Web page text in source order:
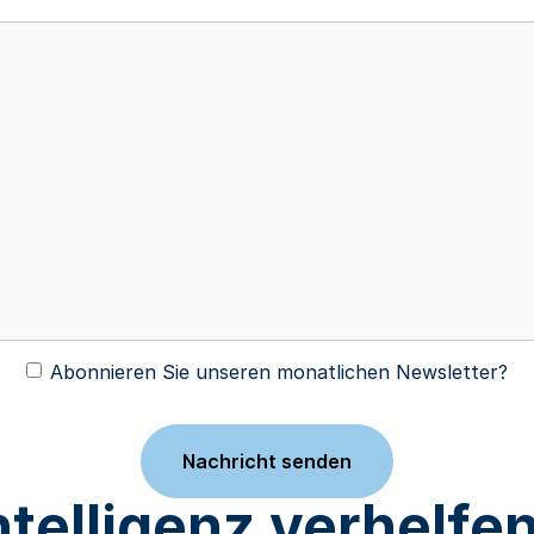
Abonnieren Sie unseren monatlichen Newsletter?